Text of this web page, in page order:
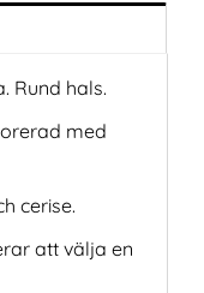
Rund hals.
med
cerise.
att välja en